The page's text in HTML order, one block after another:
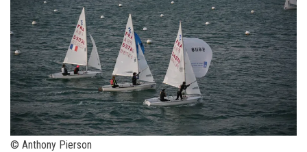
© Anthony Pierson